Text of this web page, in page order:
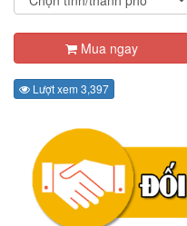
Mua ngay
Lượt xem 3,397